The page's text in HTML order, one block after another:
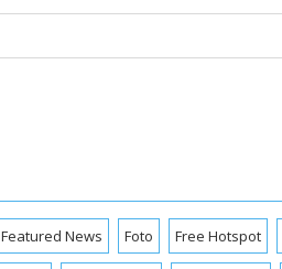
Featured News Foto Free Hotspot